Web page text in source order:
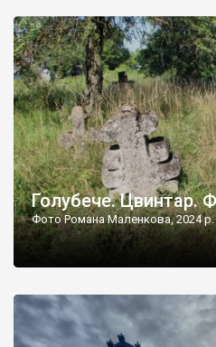
бруньками, кози ті бруньки
делікатес. На цвинтарі у
різноманітних форм хрестів.
Голубече. Цвинтар.
Фото Романа Маленкова, 2024 р.